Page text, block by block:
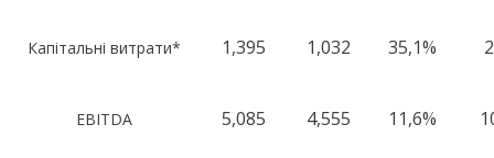
Капітальні витрати* 1,395 1,032 35,1%
EBITDA 5,085 4,555 11,6%